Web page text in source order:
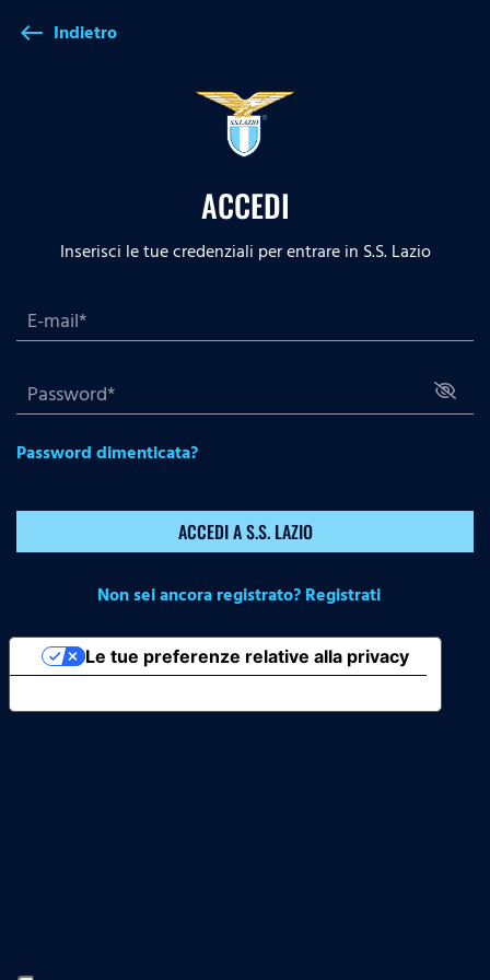
west Indietro
ACCEDI
Inserisci le tue credenziali per entrare in S.S. Lazio
Password dimenticata?
ACCEDI A S.S. LAZIO
Non sei ancora registrato? Registrati
Le tue preferenze relative alla privacy